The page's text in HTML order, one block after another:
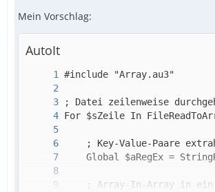
Mein Vorschlag:
AutoIt